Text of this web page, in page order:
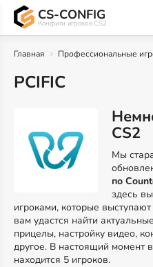
CS-CONFIG
Конфиги игроков CS2
Главная Профессиональные
PCIFIC
CS2
Мы
по
здесь
игроками, которые
вам удастся найти
прицелы, настройку видео,
другое. В настоящий момент
находится 5 игроков.